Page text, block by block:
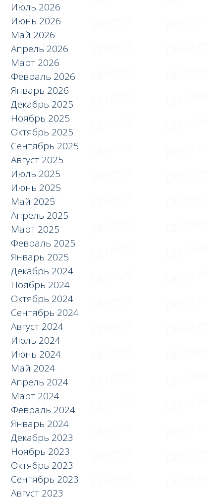
Июль 2026
Июнь 2026
Май 2026
Апрель 2026
Март 2026
Февраль 2026
Январь 2026
Декабрь 2025
Ноябрь 2025
Октябрь 2025
Сентябрь 2025
Август 2025
Июль 2025
Июнь 2025
Май 2025
Апрель 2025
Март 2025
Февраль 2025
Январь 2025
Декабрь 2024
Ноябрь 2024
Октябрь 2024
Сентябрь 2024
Август 2024
Июль 2024
Июнь 2024
Май 2024
Апрель 2024
Март 2024
Февраль 2024
Январь 2024
Декабрь 2023
Ноябрь 2023
Октябрь 2023
Сентябрь 2023
Август 2023